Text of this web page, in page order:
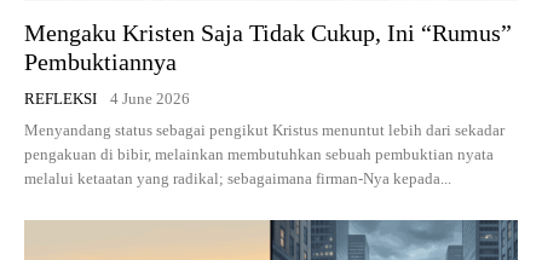
Mengaku Kristen Saja Tidak Cukup, Ini “Rumus”
Pembuktiannya
REFLEKSI
4 June 2026
Menyandang status sebagai pengikut Kristus menuntut lebih dari sekadar
pengakuan di bibir, melainkan membutuhkan sebuah pembuktian nyata
melalui ketaatan yang radikal; sebagaimana firman-Nya kepada...